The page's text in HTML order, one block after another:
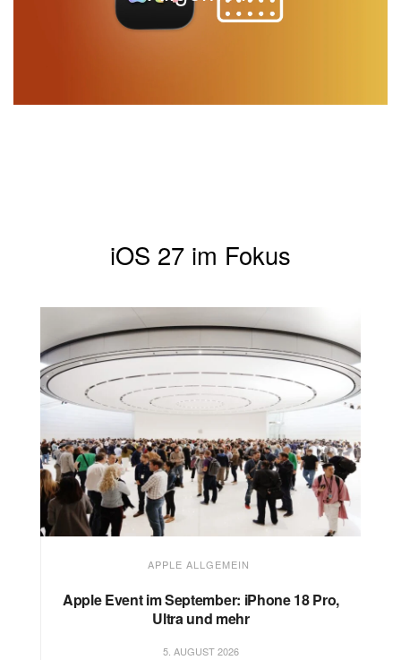
Apple tut, was Apple tut – und welche Strategie hinter den
nächsten Produkten steckt.
iOS 27 im Fokus
APPLE ALLGEMEIN
Apple Event im September: iPhone 18 Pro,
Ultra und mehr
5. AUGUST 2026